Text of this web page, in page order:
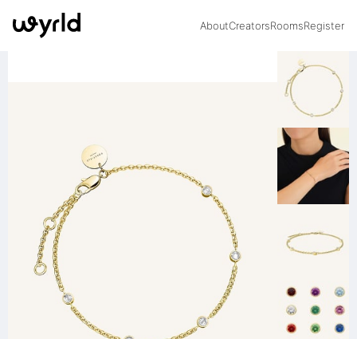
AboutCreatorsRoomsRegister